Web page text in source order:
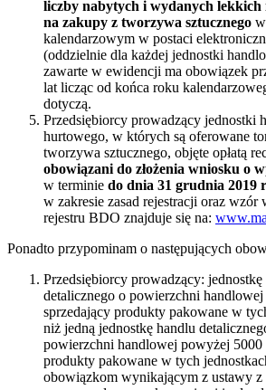
liczby nabytych i wydanych lekkich
na zakupy z tworzywa sztucznego
kalendarzowym w postaci
(oddzielnie dla każdej jednostki
zawarte w ewidencji ma obowiązek
lat licząc od końca roku
dotyczą.
Przedsiębiorcy prowadzący jednostki
hurtowego, w których są oferowane
tworzywa sztucznego, objęte opłatą
obowiązani do złożenia wniosku o
w terminie do dnia 31 grudnia 2019
w zakresie zasad rejestracji oraz
rejestru BDO znajduje się na:
Ponadto przypominam o następujących
Przedsiębiorcy prowadzący:
detalicznego o powierzchni
sprzedający produkty pakowane w
niż jedną jednostkę handlu
powierzchni handlowej powyżej 5000
produkty pakowane w tych
obowiązkom wynikającym z ustawy z